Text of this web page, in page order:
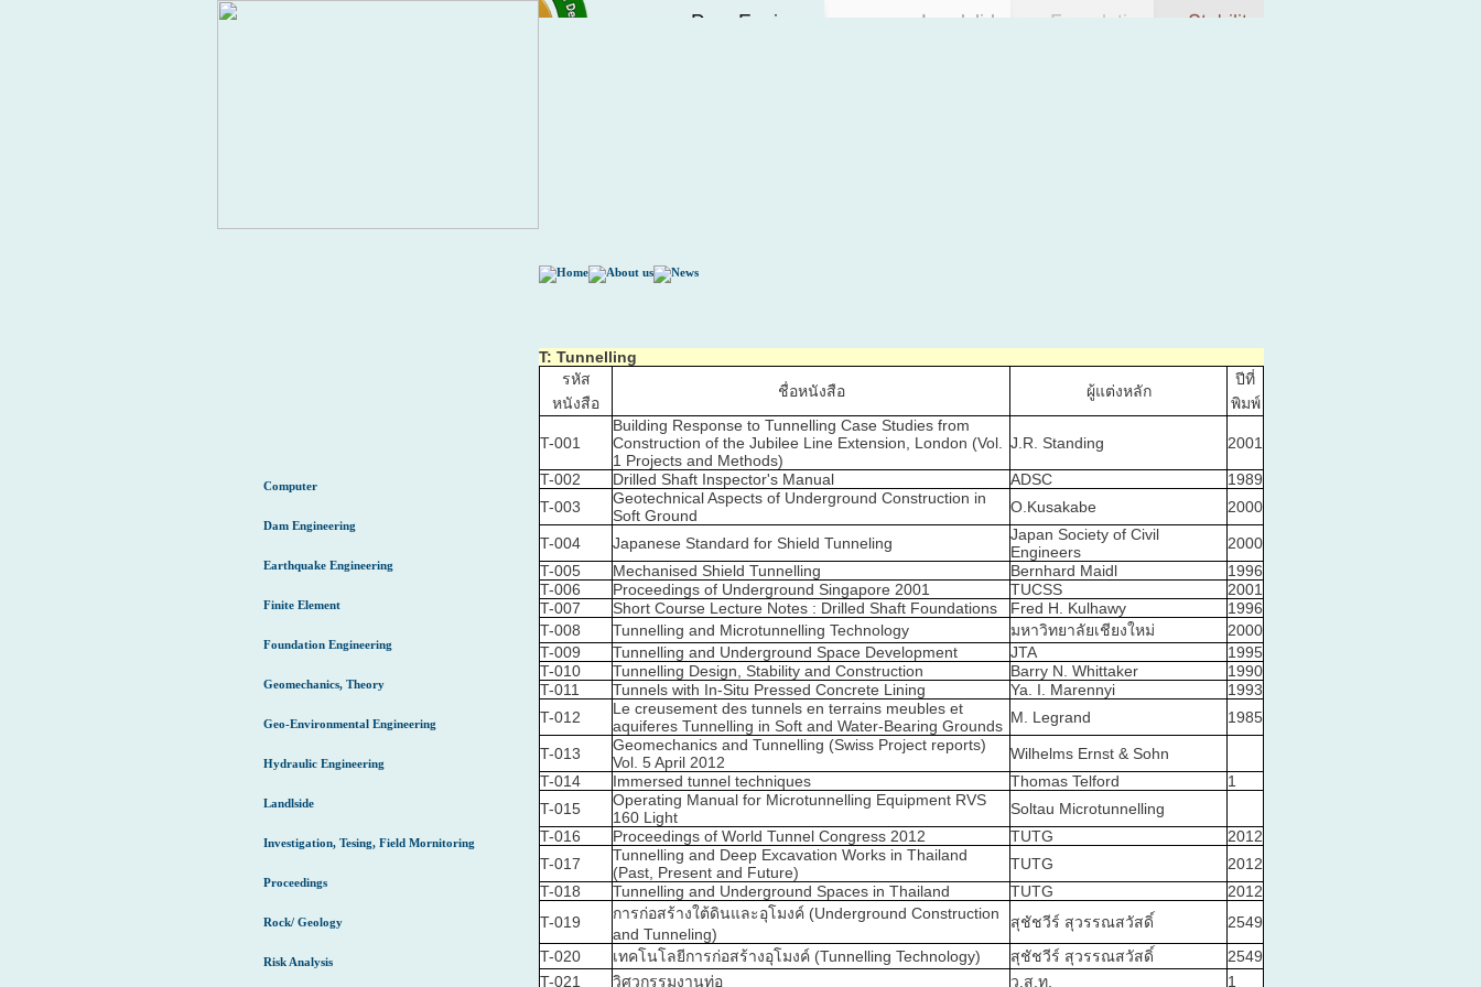
Computer
Dam Engineering
Earthquake Engineering
Finite Element
Foundation Engineering
Geomechanics, Theory
Geo-Environmental Engineering
Hydraulic Engineering
Landlside
Investigation, Tesing, Field Mornitoring
Proceedings
Rock/ Geology
Risk Analysis
T: Tunnelling
รหัส
หนังสือ
ชื่อหนังสือ ผู้แต่งหลัก
ปีที่
พิมพ์
T-001
Building Response to Tunnelling Case Studies from
Construction of the Jubilee Line Extension, London (Vol.
1 Projects and Methods)
J.R. Standing 2001
T-002 Drilled Shaft Inspector's Manual ADSC
1989
T-003
Geotechnical Aspects of Underground Construction in
Soft Ground
O.Kusakabe 2000
T-004 Japanese Standard for Shield Tunneling
Japan Society of Civil
Engineers
2000
T-005
Mechanised Shield Tunnelling Bernhard Maidl
1996
T-006
Proceedings of Underground Singapore 2001 TUCSS
2001
T-007
Short Course Lecture Notes : Drilled Shaft Foundations Fred H. Kulhawy
1996
T-008
Tunnelling and Microtunnelling Technology มหาวิทยาลัยเชียงใหม่
2000
T-009
Tunnelling and Underground Space Development JTA
1995
T-010
Tunnelling Design, Stability and Construction Barry N. Whittaker
1990
T-011
Tunnels with In-Situ Pressed Concrete Lining Ya. I. Marennyi
1993
T-012
Le creusement des tunnels en terrains meubles et
aquiferes Tunnelling in Soft and Water-Bearing Grounds M. Legrand 1985
T-013
Geomechanics and Tunnelling (Swiss Project reports)
Vol. 5 April 2012
Wilhelms Ernst & Sohn
T-014
Immersed tunnel techniques Thomas Telford
1
T-015
Operating Manual for Microtunnelling Equipment RVS
160 Light
Soltau Microtunnelling
T-016
Proceedings of World Tunnel Congress 2012 TUTG
2012
T-017
Tunnelling and Deep Excavation Works in Thailand
(Past, Present and Future)
TUTG
2012
T-018
Tunnelling and Underground Spaces in Thailand TUTG
2012
T-019
การก่อสร้างใต้ดินและอุโมงค์ (Underground Construction
and Tunneling)
สุชัชวีร์ สุวรรณสวัสดิ์
2549
T-020
เทคโนโลยีการก่อสร้างอุโมงค์ (Tunnelling Technology) สุชัชวีร์ สุวรรณสวัสดิ์
2549
T-021
วิศวกรรมงานท่อ ว.ส.ท. 1